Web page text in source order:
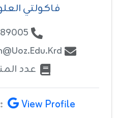
فاکولتي
عدد
View Profile